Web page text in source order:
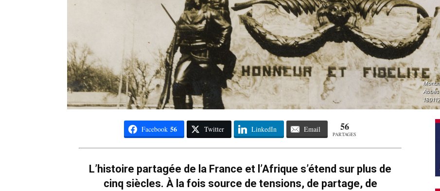
Facebook 56 Twitter LinkedIn Email 56
PARTAGES
L’histoire partagée de la France et l’Afrique s’étend sur plus de
cinq siècles. À la fois source de tensions, de partage, de